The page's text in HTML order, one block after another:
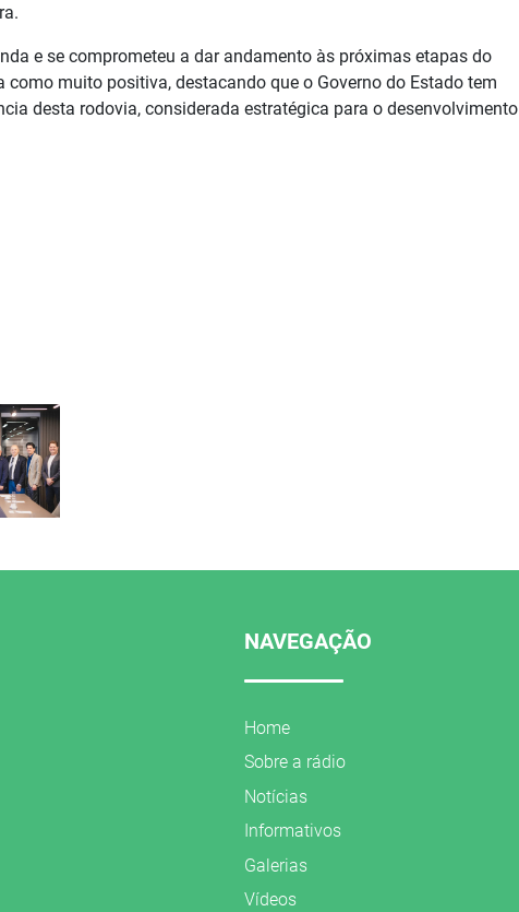
e se comprometeu a dar andamento às próximas etapas do
muito positiva, destacando que o Governo do Estado tem
desta rodovia, considerada estratégica para o desenvolvimento
NAVEGAÇÃO
Home
Sobre a rádio
Notícias
Informativos
Galerias
Vídeos